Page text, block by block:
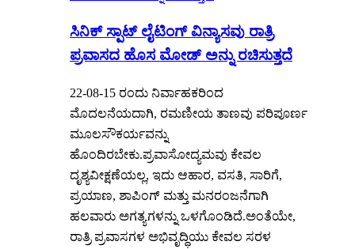
ಸಿನಿಕ್ ಸ್ಪಾಟ್ ಲೈಟಿಂಗ್ ವಿನ್ಯಾಸವು ರಾತ್ರಿ
ಪ್ರವಾಸದ ಹೊಸ ಮೋಡ್ ಅನ್ನು ರಚಿಸುತ್ತದೆ
22-08-15 ರಂದು ನಿರ್ವಾಹಕರಿಂದ
ಮೊದಲನೆಯದಾಗಿ, ರಮಣೀಯ ತಾಣವು ಪರಿಪೂರ್ಣ
ಮೂಲಸೌಕರ್ಯವನ್ನು
ಹೊಂದಿರಬೇಕು.ಪ್ರವಾಸೋದ್ಯಮವು ಕೇವಲ
ದೃಶ್ಯವೀಕ್ಷಣೆಯಲ್ಲ, ಇದು ಆಹಾರ, ವಸತಿ, ಸಾರಿಗೆ,
ಪ್ರಯಾಣ, ಶಾಪಿಂಗ್ ಮತ್ತು ಮನರಂಜನೆಗಾಗಿ
ಹಲವಾರು ಅಗತ್ಯಗಳನ್ನು ಒಳಗೊಂಡಿದೆ.ಅಂತೆಯೇ,
ರಾತ್ರಿ ಪ್ರವಾಸಗಳ ಅಭಿವೃದ್ಧಿಯು ಕೇವಲ ಸರಳ